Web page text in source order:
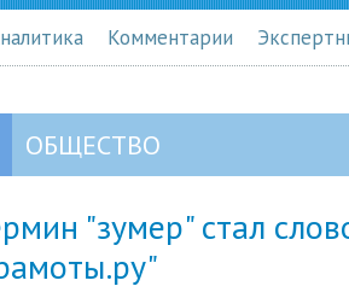
Комментарии
ОБЩЕСТВО
"зумер" стал